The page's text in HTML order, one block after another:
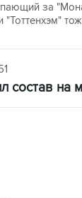
за
состав на